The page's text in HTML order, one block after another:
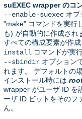
suEXEC wrapper のコ
--enable-suexec オプ
"make" コマンドを実行
も) が自動的に作成され
すべての構成要素が作
install コマンドが実
--sbindir オプション
れます。 デフォルトの
インストール時には
wrapper がユーザ ID を
ーザ ID ビットをそのフ
ん。